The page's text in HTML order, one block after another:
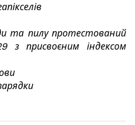
та пилу протестований
з присвоєним індексом